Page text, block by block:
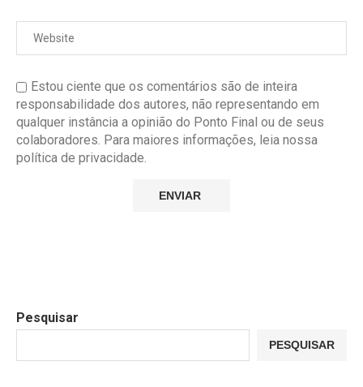
Estou ciente que os comentários são de inteira
responsabilidade dos autores, não representando em
qualquer instância a opinião do Ponto Final ou de seus
colaboradores. Para maiores informações, leia nossa
política de privacidade.
Pesquisar
PESQUISAR